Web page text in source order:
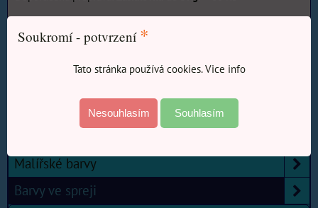
E-SHOP Barvy-Laky Barvy ve spreji
E-SHOP Barvy-Laky
Malířské barvy
Barvy ve spreji
Soukromí - potvrzení *
Tato stránka používá cookies. Vice info
Nesouhlasím Souhlasím